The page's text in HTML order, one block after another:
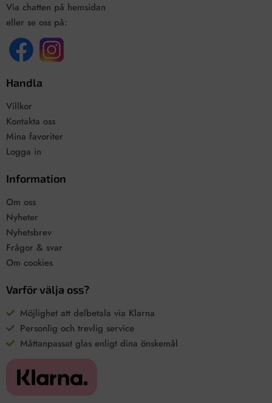
Via chatten på hemsidan
eller se oss på:
Handla
Villkor
Kontakta oss
Mina favoriter
Logga in
Information
Om oss
Nyheter
Nyhetsbrev
Frågor & svar
Om cookies
Varför välja oss?
Möjlighet att delbetala via Klarna
Personlig och trevlig service
Måttanpassat glas enligt dina önskemål